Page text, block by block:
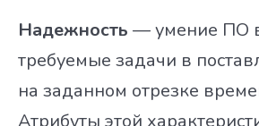
Надежность — умение ПО
требуемые задачи в
на заданном отрезке
Атрибуты этой